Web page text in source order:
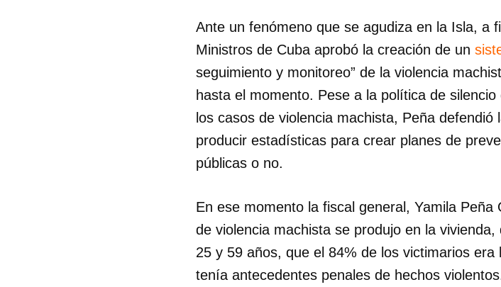
Ante un fenómeno que se agudiza en la Isla, a
Ministros de Cuba aprobó la creación de un
seguimiento y monitoreo” de la violencia
hasta el momento. Pese a la política de
los casos de violencia machista, Peña
producir estadísticas para crear planes de
públicas o no.
En ese momento la fiscal general, Yamila
de violencia machista se produjo en la
25 y 59 años, que el 84% de los victimarios
tenía antecedentes penales de hechos